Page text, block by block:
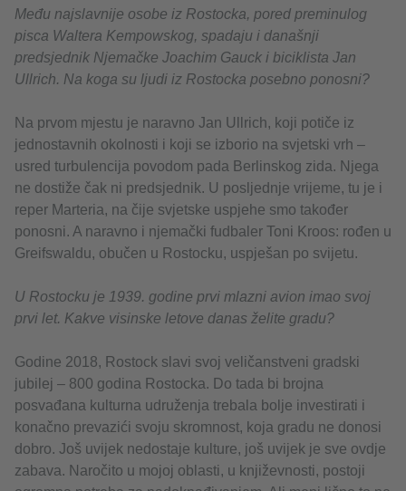
Među najslavnije osobe iz Rostocka, pored preminulog
pisca Waltera Kempowskog, spadaju i današnji
predsjednik Njemačke Joachim Gauck i biciklista Jan
Ullrich. Na koga su ljudi iz Rostocka posebno ponosni?
Na prvom mjestu je naravno Jan Ullrich, koji potiče iz
jednostavnih okolnosti i koji se izborio na svjetski vrh –
usred turbulencija povodom pada Berlinskog zida. Njega
ne dostiže čak ni predsjednik. U posljednje vrijeme, tu je i
reper Marteria, na čije svjetske uspjehe smo također
ponosni. A naravno i njemački fudbaler Toni Kroos: rođen u
Greifswaldu, obučen u Rostocku, uspješan po svijetu.
U Rostocku je 1939. godine prvi mlazni avion imao svoj
prvi let. Kakve visinske letove danas želite gradu?
Godine 2018, Rostock slavi svoj veličanstveni gradski
jubilej – 800 godina Rostocka. Do tada bi brojna
posvađana kulturna udruženja trebala bolje investirati i
konačno prevazići svoju skromnost, koja gradu ne donosi
dobro. Još uvijek nedostaje kulture, još uvijek je sve ovdje
zabava. Naročito u mojoj oblasti, u književnosti, postoji